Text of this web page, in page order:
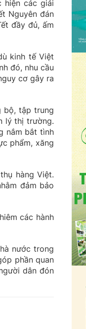
hiện các giải
Nguyên đán
đầy đủ, ấm
kinh tế Việt
đó, nhu cầu
cơ gây ra
bộ, tập trung
lý thị trường.
nắm bắt tình
phẩm, xăng
hàng Việt.
đảm bảo
các hành
nước trong
phần quan
dân đón